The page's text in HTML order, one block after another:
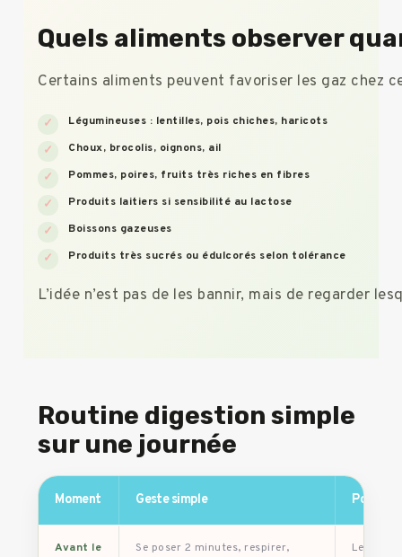
Quels aliments observer
Certains aliments peuvent favoriser les gaz chez
Légumineuses : lentilles, pois chiches, haricots
Choux, brocolis, oignons, ail
Pommes, poires, fruits très riches en fibres
Produits laitiers si sensibilité au lactose
Boissons gazeuses
Produits très sucrés ou édulcorés selon tolérance
L’idée n’est pas de les bannir, mais de regarder
Routine digestion simple
sur une journée
Moment Geste simple
Avant le
Se poser 2 minutes, respirer,
Le